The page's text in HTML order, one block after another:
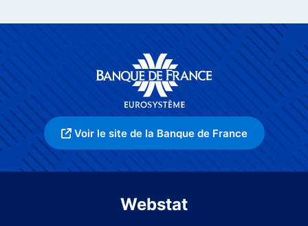
Voir le site de la Banque de France
Webstat